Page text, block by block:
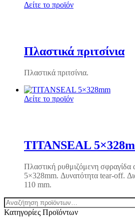
Δείτε το προϊόν
Πλαστικά πριτσίνια
Πλαστικά πριτσίνια.
Δείτε το προϊόν
TITANSEAL
Πλαστική ρυθμιζόμενη
5×328mm. Δυνατότητα tear-off.
110 mm.
Κατηγορίες Προϊόντων